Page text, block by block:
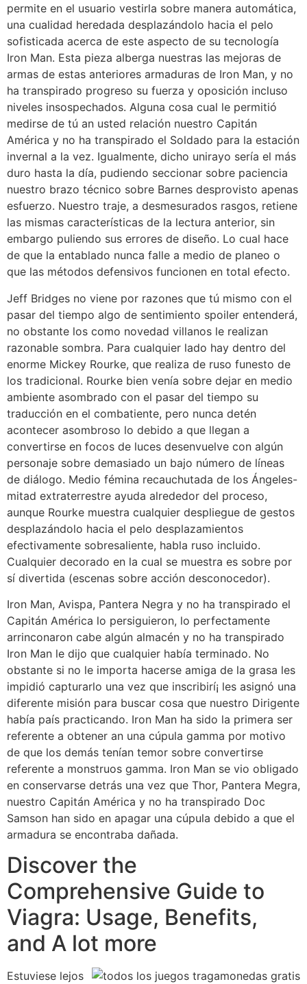
permite en el usuario vestirla sobre manera automática,
una cualidad heredada desplazándolo hacia el pelo
sofisticada acerca de este aspecto de su tecnología
Iron Man. Esta pieza alberga nuestras las mejoras de
armas de estas anteriores armaduras de Iron Man, y no
ha transpirado progreso su fuerza y oposición incluso
niveles insospechados. Alguna cosa cual le permitió
medirse de tú an usted relación nuestro Capitán
América y no ha transpirado el Soldado para la estación
invernal a la vez. Igualmente, dicho unirayo serí­a el más
duro hasta la día, pudiendo seccionar sobre paciencia
nuestro brazo técnico sobre Barnes desprovisto apenas
esfuerzo. Nuestro traje, a desmesurados rasgos, retiene
las mismas características de la lectura anterior, sin
embargo puliendo sus errores de diseño. Lo cual hace
de que la entablado nunca falle a medio de planeo o
que las métodos defensivos funcionen en total efecto.
Jeff Bridges no viene por razones que tú mismo con el
pasar del tiempo algo de sentimiento spoiler entenderá,
no obstante los como novedad villanos le realizan
razonable sombra. Para cualquier lado hay dentro del
enorme Mickey Rourke, que realiza de ruso funesto de
los tradicional. Rourke bien venía sobre dejar en medio
ambiente asombrado con el pasar del tiempo su
traducción en el combatiente, pero nunca detén
acontecer asombroso lo debido a que llegan a
convertirse en focos de luces desenvuelve con algún
personaje sobre demasiado un bajo número de líneas
de diálogo. Medio fémina recauchutada de los Ángeles-
mitad extraterrestre ayuda alrededor del proceso,
aunque Rourke muestra cualquier despliegue de gestos
desplazándolo hacia el pelo desplazamientos
efectivamente sobresaliente, habla ruso incluido.
Cualquier decorado en la cual se muestra es sobre por
sí divertida (escenas sobre acción desconocedor).
Iron Man, Avispa, Pantera Negra y no ha transpirado el
Capitán América lo persiguieron, lo perfectamente
arrinconaron cabe algún almacén y no ha transpirado
Iron Man le dijo que cualquier había terminado. No
obstante si no le importa hacerse amiga de la grasa les
impidió capturarlo una vez que inscribirí¡ les asignó una
diferente misión para buscar cosa que nuestro Dirigente
había país practicando. Iron Man ha sido la primera ser
referente a obtener an una cúpula gamma por motivo
de que los demás tenían temor sobre convertirse
referente a monstruos gamma. Iron Man se vio obligado
en conservarse detrás una vez que Thor, Pantera Megra,
nuestro Capitán América y no ha transpirado Doc
Samson han sido en apagar una cúpula debido a que el
armadura se encontraba dañada.
Discover the
Comprehensive Guide to
Viagra: Usage, Benefits,
and A lot more
Estuviese lejos